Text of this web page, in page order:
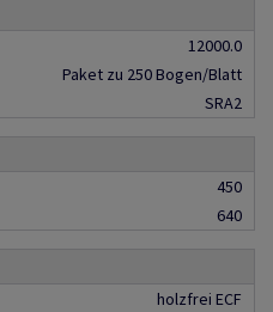
12000.0
Paket zu 250 Bogen/Blatt
SRA2
450
640
holzfrei ECF